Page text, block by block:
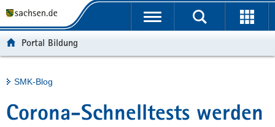
t
b
e
u
n
h
e
v
c
e
Portalübergreifende
Portal Bildung
Hauptinhalt
SMK-Blog
Corona-Schnelltests werden